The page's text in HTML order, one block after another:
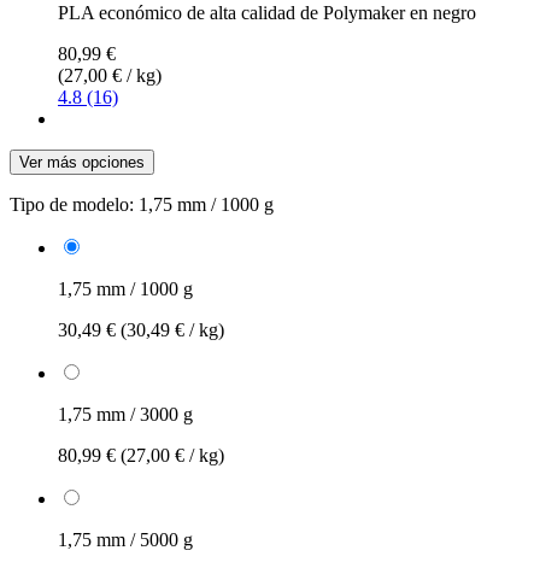
PLA económico de alta calidad de Polymaker en negro
80,99 €
(27,00 € / kg)
4.8 (16)
Ver más opciones
Tipo de modelo: 1,75 mm / 1000 g
1,75 mm / 1000 g
30,49 € (30,49 € / kg)
1,75 mm / 3000 g
80,99 € (27,00 € / kg)
1,75 mm / 5000 g